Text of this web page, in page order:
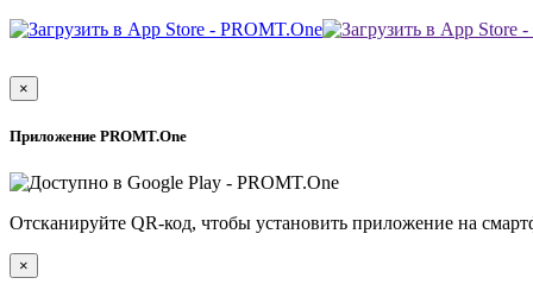
×
Приложение PROMT.One
Отсканируйте QR-код, чтобы установить приложение на
×